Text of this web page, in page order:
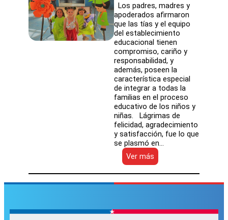
Los padres, madres y
apoderados afirmaron
que las tías y el equipo
del establecimiento
educacional tienen
compromiso, cariño y
responsabilidad, y
además, poseen la
característica especial
de integrar a todas la
familias en el proceso
educativo de los niños y
niñas. Lágrimas de
felicidad, agradecimiento
y satisfacción, fue lo que
se plasmó en…
Ver más
Con
múltiples
emociones
junto